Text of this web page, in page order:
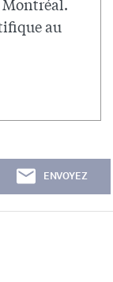
au
ENVOYEZ